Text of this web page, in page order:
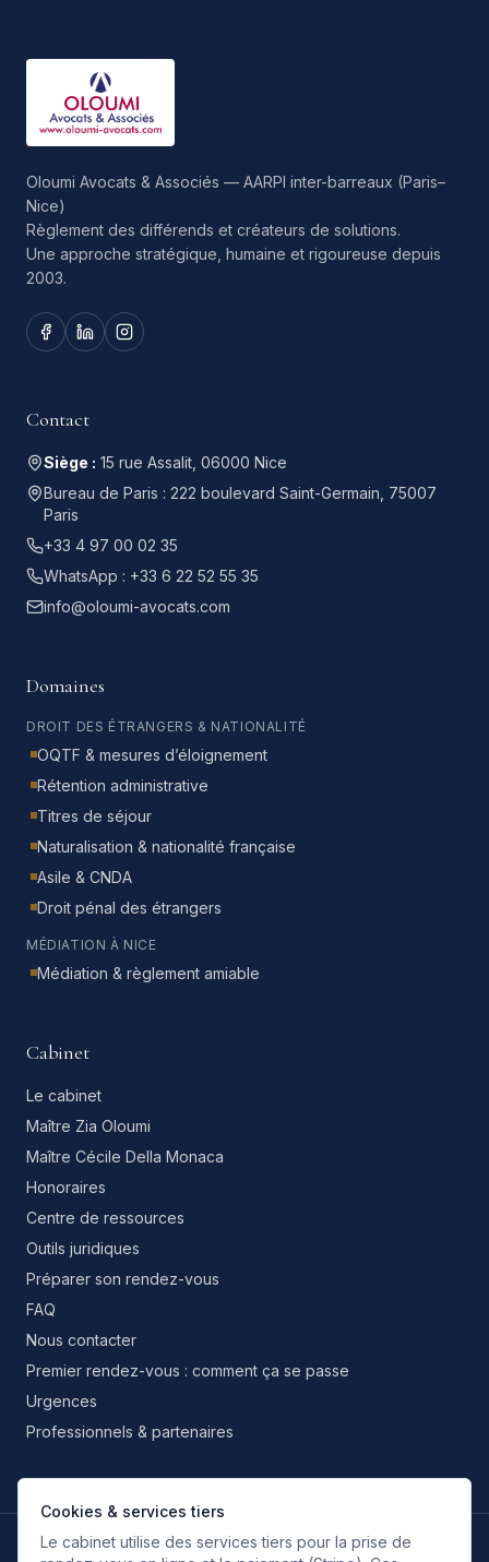
Cookies & services tiers
Le cabinet utilise des services tiers pour la prise de
Oloumi Avocats & Associés — AARPI inter-barreaux (Paris–
Nice)
Règlement des différends et créateurs de solutions.
Une approche stratégique, humaine et rigoureuse depuis
2003.
Contact
Siège : 15 rue Assalit, 06000 Nice
Bureau de Paris : 222 boulevard Saint-Germain, 75007
Paris
+33 4 97 00 02 35
WhatsApp : +33 6 22 52 55 35
info@oloumi-avocats.com
Domaines
DROIT DES ÉTRANGERS & NATIONALITÉ
OQTF & mesures d’éloignement
Rétention administrative
Titres de séjour
Naturalisation & nationalité française
Asile & CNDA
Droit pénal des étrangers
MÉDIATION À NICE
Médiation & règlement amiable
Cabinet
Le cabinet
Maître Zia Oloumi
Maître Cécile Della Monaca
Honoraires
Centre de ressources
Outils juridiques
Préparer son rendez-vous
FAQ
Nous contacter
Premier rendez-vous : comment ça se passe
Urgences
Professionnels & partenaires
LANGUES DE TRAVAIL